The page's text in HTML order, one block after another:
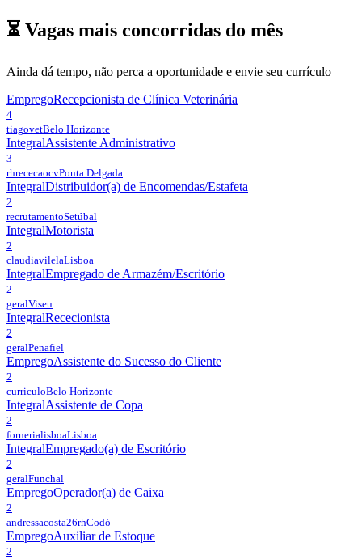
⏳ Vagas mais concorridas do mês
Ainda dá tempo, não perca a oportunidade e envie seu currículo
EmpregoRecepcionista de Clínica Veterinária
4
tiagovetBelo Horizonte
IntegralAssistente Administrativo
3
rhrececaocvPonta Delgada
IntegralDistribuidor(a) de Encomendas/Estafeta
2
recrutamentoSetúbal
IntegralMotorista
2
claudiavilelaLisboa
IntegralEmpregado de Armazém/Escritório
2
geralViseu
IntegralRececionista
2
geralPenafiel
EmpregoAssistente do Sucesso do Cliente
2
curriculoBelo Horizonte
IntegralAssistente de Copa
2
fornerialisboaLisboa
IntegralEmpregado(a) de Escritório
2
geralFunchal
EmpregoOperador(a) de Caixa
2
andressacosta26rhCodó
EmpregoAuxiliar de Estoque
2